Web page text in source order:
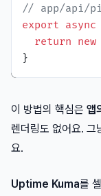
// app/api/
export async
return new
이 방법의 핵심은 앱
렌더링도 없어요. 그
요.
Uptime Kuma를